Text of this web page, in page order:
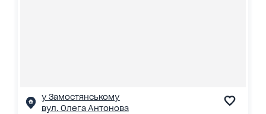
у Замостянському
вул. Олега Антонова